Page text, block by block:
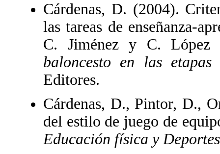
Cárdenas, D. (2004).
las tareas de enseñanza-
C. Jiménez y C.
baloncesto en las
Editores.
Cárdenas, D., Pintor, D.,
del estilo de juego de
Educación física y